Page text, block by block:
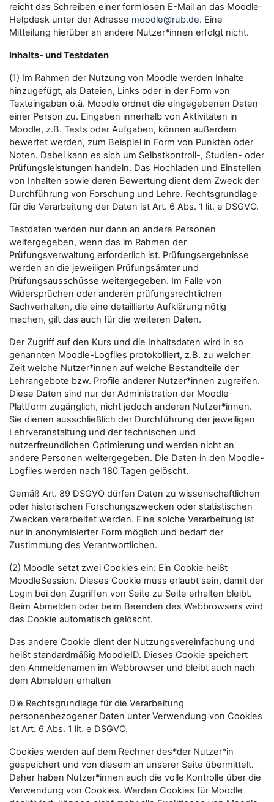
reicht das Schreiben einer formlosen E-Mail an das Moodle-
Helpdesk unter der Adresse moodle@rub.de. Eine
Mitteilung hierüber an andere Nutzer*innen erfolgt nicht.
Inhalts- und Testdaten
(1) Im Rahmen der Nutzung von Moodle werden Inhalte
hinzugefügt, als Dateien, Links oder in der Form von
Texteingaben o.ä. Moodle ordnet die eingegebenen Daten
einer Person zu. Eingaben innerhalb von Aktivitäten in
Moodle, z.B. Tests oder Aufgaben, können außerdem
bewertet werden, zum Beispiel in Form von Punkten oder
Noten. Dabei kann es sich um Selbstkontroll-, Studien- oder
Prüfungsleistungen handeln. Das Hochladen und Einstellen
von Inhalten sowie deren Bewertung dient dem Zweck der
Durchführung von Forschung und Lehre. Rechtsgrundlage
für die Verarbeitung der Daten ist Art. 6 Abs. 1 lit. e DSGVO.
Testdaten werden nur dann an andere Personen
weitergegeben, wenn das im Rahmen der
Prüfungsverwaltung erforderlich ist. Prüfungsergebnisse
werden an die jeweiligen Prüfungsämter und
Prüfungsausschüsse weitergegeben. Im Falle von
Widersprüchen oder anderen prüfungsrechtlichen
Sachverhalten, die eine detaillierte Aufklärung nötig
machen, gilt das auch für die weiteren Daten.
Der Zugriff auf den Kurs und die Inhaltsdaten wird in so
genannten Moodle-Logfiles protokolliert, z.B. zu welcher
Zeit welche Nutzer*innen auf welche Bestandteile der
Lehrangebote bzw. Profile anderer Nutzer*innen zugreifen.
Diese Daten sind nur der Administration der Moodle-
Plattform zugänglich, nicht jedoch anderen Nutzer*innen.
Sie dienen ausschließlich der Durchführung der jeweiligen
Lehrveranstaltung und der technischen und
nutzerfreundlichen Optimierung und werden nicht an
andere Personen weitergegeben. Die Daten in den Moodle-
Logfiles werden nach 180 Tagen gelöscht.
Gemäß Art. 89 DSGVO dürfen Daten zu wissenschaftlichen
oder historischen Forschungszwecken oder statistischen
Zwecken verarbeitet werden. Eine solche Verarbeitung ist
nur in anonymisierter Form möglich und bedarf der
Zustimmung des Verantwortlichen.
(2) Moodle setzt zwei Cookies ein: Ein Cookie heißt
MoodleSession. Dieses Cookie muss erlaubt sein, damit der
Login bei den Zugriffen von Seite zu Seite erhalten bleibt.
Beim Abmelden oder beim Beenden des Webbrowsers wird
das Cookie automatisch gelöscht.
Das andere Cookie dient der Nutzungsvereinfachung und
heißt standardmäßig MoodleID. Dieses Cookie speichert
den Anmeldenamen im Webbrowser und bleibt auch nach
dem Abmelden erhalten
Die Rechtsgrundlage für die Verarbeitung
personenbezogener Daten unter Verwendung von Cookies
ist Art. 6 Abs. 1 lit. e DSGVO.
Cookies werden auf dem Rechner des*der Nutzer*in
gespeichert und von diesem an unserer Seite übermittelt.
Daher haben Nutzer*innen auch die volle Kontrolle über die
Verwendung von Cookies. Werden Cookies für Moodle